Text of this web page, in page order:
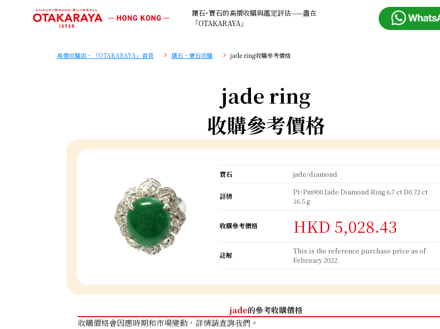
鑽石･寶石的高價收購與鑑定評估——盡在
「OTAKARAYA」
高價收購店・「OTAKARAYA」首頁 鑽石・寶石收購 jade ring收購參考價格
jade ring
收購參考價格
寶石 jade/diamond
詳情
Pt･Pm900 Jade Diamond Ring 6.7 ct D0.72 ct
16.5 g
收購參考價格 HKD 5,028.43
註解
This is the reference purchase price as of
February 2022.
jade的參考收購價格
收購價格會因應時期和市場變動，詳情請查詢我們。